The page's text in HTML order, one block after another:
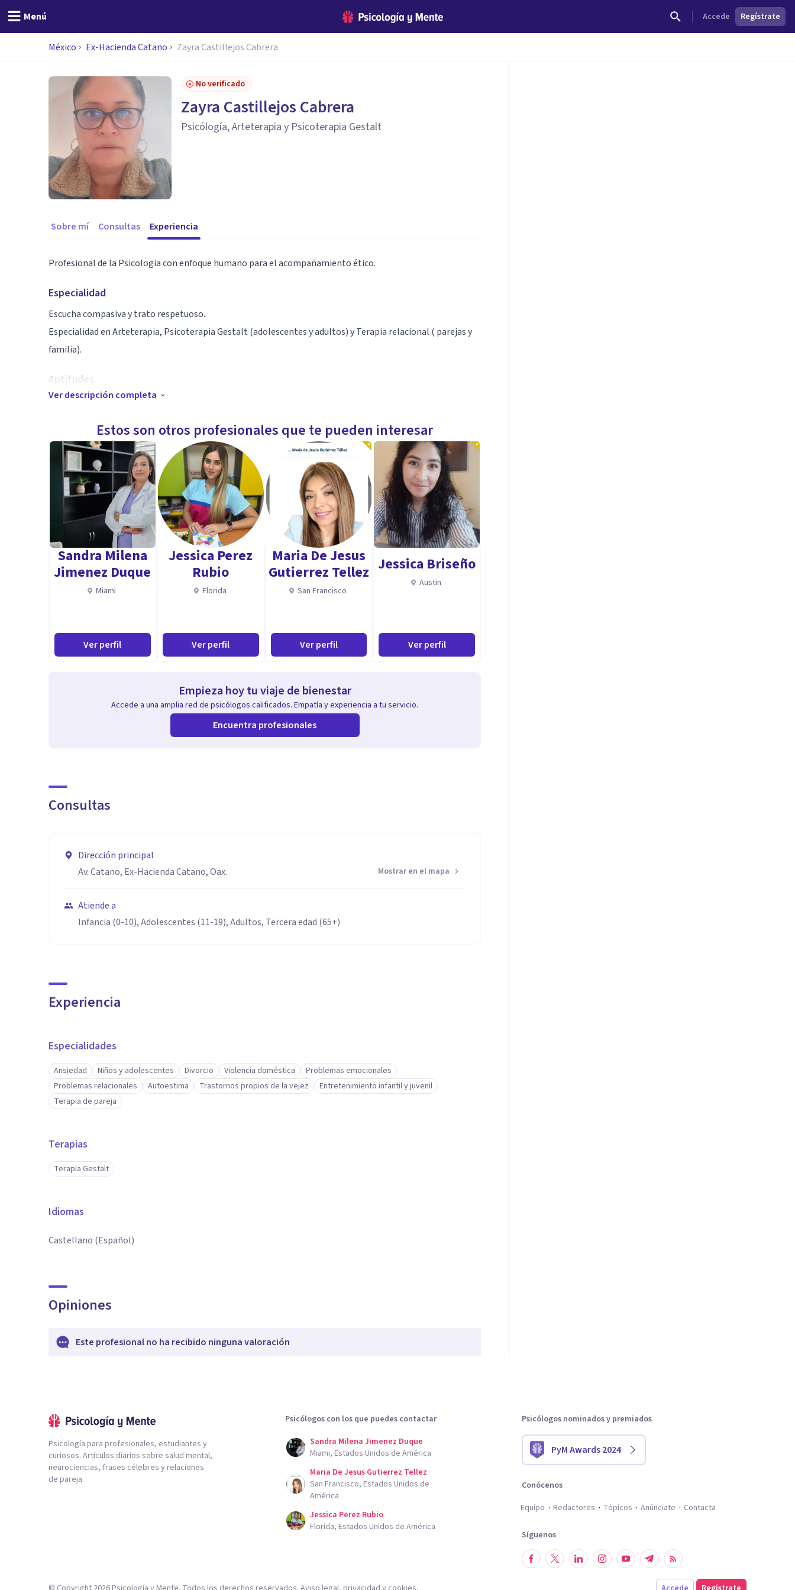
Menú Accede Regístrate
México Ex-Hacienda Catano Zayra Castillejos Cabrera
No verificado
Zayra Castillejos Cabrera
Psicólogía, Arteterapia y Psicoterapia Gestalt
Sobre mí Consultas Experiencia
Profesional de la Psicologia con enfoque humano para el acompañamiento ético.
Especialidad
Escucha compasiva y trato respetuoso.
Especialidad en Arteterapia, Psicoterapia Gestalt (adolescentes y adultos) y Terapia relacional ( parejas y
familia).
Aptitudes
Trabajo en el amor propio.
Trabajo con Sueños.
Plan de vida para adolescentes.
Comunicación en la pareja.
Ver descripción completa
Estos son otros profesionales que te pueden interesar
Sandra Milena
Jimenez Duque
Miami
Ver perfil
Jessica Perez
Rubio
Florida
Ver perfil
Maria De Jesus
Gutierrez Tellez
San Francisco
Ver perfil
Jessica Briseño
Austin
Ver perfil
Empieza hoy tu viaje de bienestar
Accede a una amplia red de psicólogos calificados. Empatía y experiencia a tu servicio.
Encuentra profesionales
Consultas
Dirección principal
Av. Catano, Ex-Hacienda Catano, Oax.
Mostrar en el mapa
Atiende a
Infancia (0-10), Adolescentes (11-19), Adultos, Tercera edad (65+)
Experiencia
Especialidades
Ansiedad Niños y adolescentes Divorcio Violencia doméstica
Problemas emocionales
Problemas relacionales
Autoestima Trastornos propios de la vejez
Entretenimiento infantil y juvenil
Terapia de pareja
Terapias
Terapia Gestalt
Idiomas
Castellano (Español)
Opiniones
Este profesional no ha recibido ninguna valoración
Psicología para profesionales, estudiantes y
curiosos. Artículos diarios sobre salud mental,
neurociencias, frases célebres y relaciones
de pareja.
Psicólogos con los que puedes contactar
Sandra Milena Jimenez Duque
Miami, Estados Unidos de América
Maria De Jesus Gutierrez Tellez
San Francisco, Estados Unidos de
América
Jessica Perez Rubio
Florida, Estados Unidos de América
Psicólogos nominados y premiados
PyM Awards 2024
Conócenos
Equipo
Redactores Tópicos Anúnciate Contacta
Síguenos